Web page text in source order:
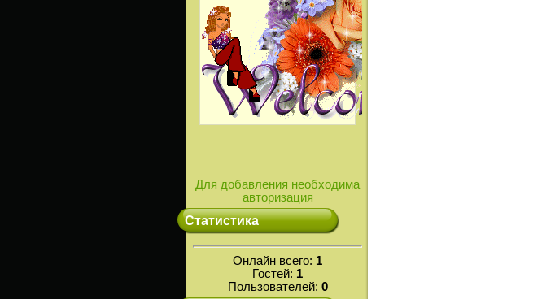
Для добавления необходима
авторизация
Статистика
Онлайн всего: 1
Гостей: 1
Пользователей: 0